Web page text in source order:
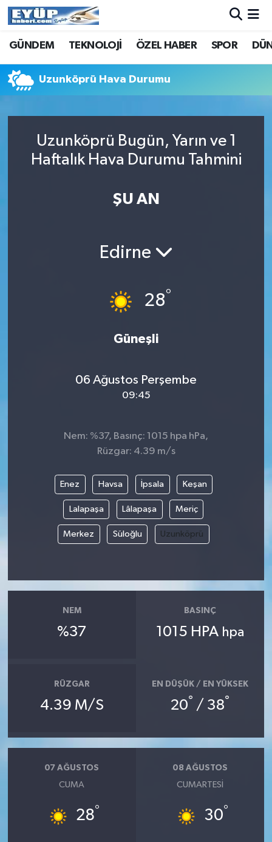
GÜNDEM TEKNOLOJİ ÖZEL HABER SPOR
Uzunköprü Hava Durumu
Uzunköprü Bugün, Yarın ve 1
Haftalık Hava Durumu Tahmini
ŞU AN
Edirne
28°
Güneşli
06 Ağustos Perşembe
09:45
Nem: %37, Basınç: 1015 hpa hPa,
Rüzgar: 4.39 m/s
Enez Havsa İpsala Keşan
Lalapaşa Lâlapaşa Meriç
Merkez Süloğlu Uzunköprü
NEM
%37
BASINÇ
1015 HPA hpa
RÜZGAR
4.39 M/S
EN DÜŞÜK / EN YÜKSEK
20° / 38°
07 AĞUSTOS
CUMA
28°
08 AĞUSTOS
CUMARTESI
30°